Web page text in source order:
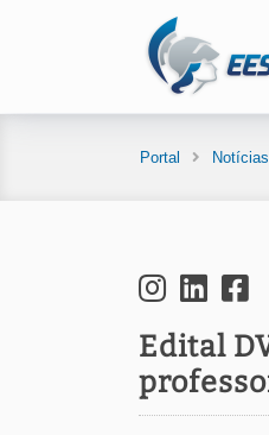
Portal
Edital